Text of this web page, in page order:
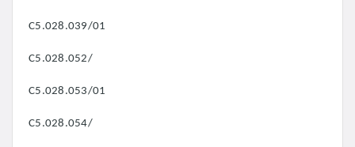
C5.028.039/01
C5.028.052/
C5.028.053/01
C5.028.054/